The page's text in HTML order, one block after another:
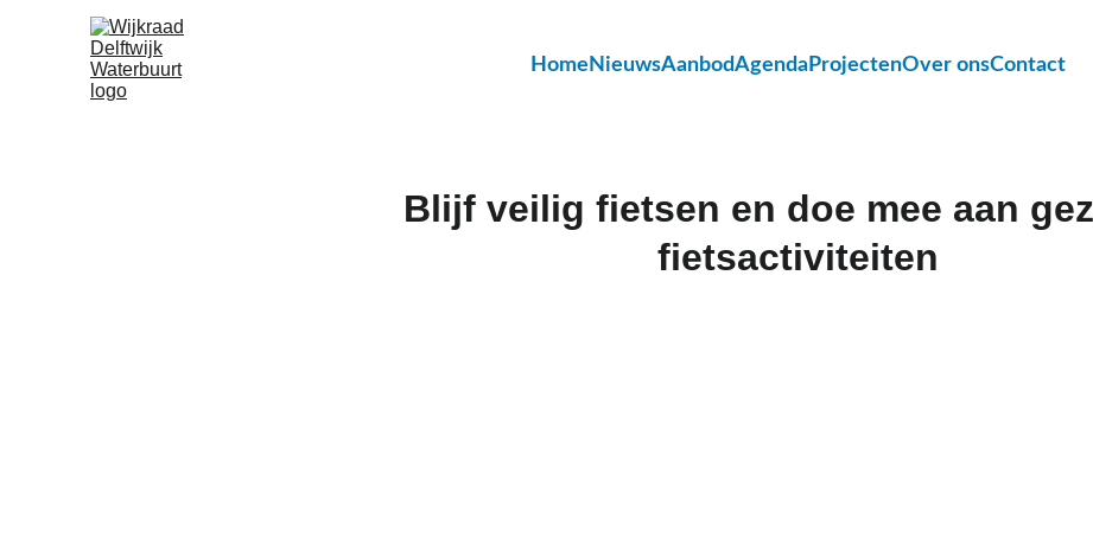
Home NieuwsAanbodAgendaProjectenOver onsContact
Blijf veilig fietsen en doe mee aan
fietsactiviteiten